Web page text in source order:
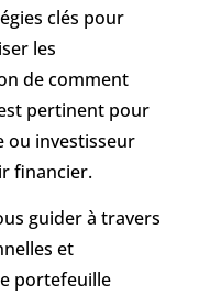
clés pour
les
de comment
pertinent pour
ou investisseur
financier.
guider à travers
et
portefeuille